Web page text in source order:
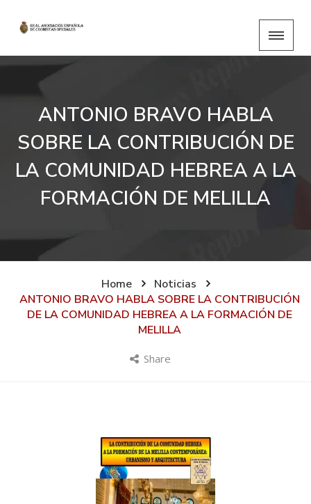
ANTONIO BRAVO HABLA
SOBRE LA CONTRIBUCIÓN DE
LA COMUNIDAD HEBREA A LA
FORMACIÓN DE MELILLA
Home
Noticias
ANTONIO BRAVO HABLA SOBRE LA CONTRIBUCIÓN
DE LA COMUNIDAD HEBREA A LA FORMACIÓN DE
MELILLA
Share